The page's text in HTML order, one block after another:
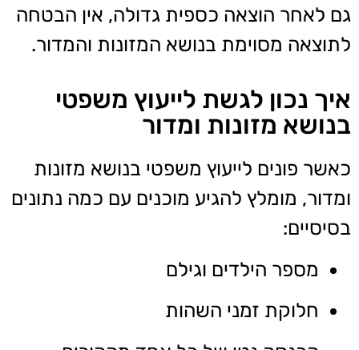
גם לאחר הוצאה כספית גדולה, אין הבטחה
לתוצאה מסוימת בנושא המזונות והמדור.
איך נכון לגשת לייעוץ משפטי
בנושא מזונות ומדור
כאשר פונים לייעוץ משפטי בנושא מזונות
ומדור, מומלץ להגיע מוכנים עם כמה נתונים
בסיסיים:
מספר הילדים וגילם
חלוקת זמני השהות